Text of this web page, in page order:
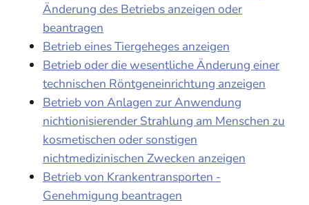
Änderung des Betriebs anzeigen oder
beantragen
Betrieb eines Tiergeheges anzeigen
Betrieb oder die wesentliche Änderung einer
technischen Röntgeneinrichtung anzeigen
Betrieb von Anlagen zur Anwendung
nichtionisierender Strahlung am Menschen zu
kosmetischen oder sonstigen
nichtmedizinischen Zwecken anzeigen
Betrieb von Krankentransporten -
Genehmigung beantragen